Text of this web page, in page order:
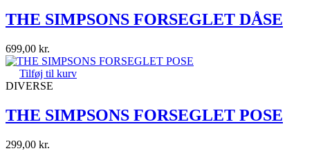
THE SIMPSONS FORSEGLET DÅSE
699,00 kr.
Tilføj til kurv
DIVERSE
THE SIMPSONS FORSEGLET POSE
299,00 kr.